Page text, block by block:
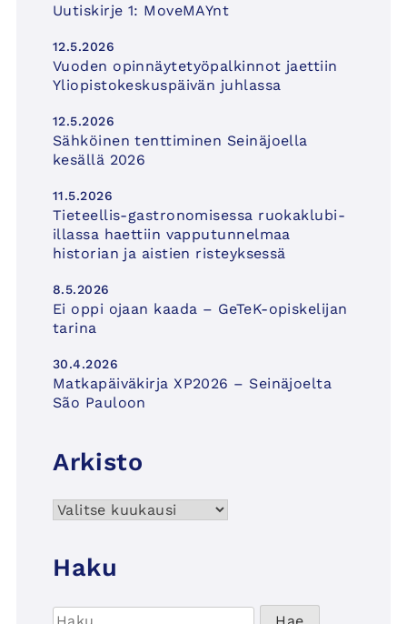
Uutiskirje 1: MoveMAYnt
12.5.2026
Vuoden opinnäytetyöpalkinnot jaettiin
Yliopistokeskuspäivän juhlassa
12.5.2026
Sähköinen tenttiminen Seinäjoella
kesällä 2026
11.5.2026
Tieteellis-gastronomisessa ruokaklubi-
illassa haettiin vapputunnelmaa
historian ja aistien risteyksessä
8.5.2026
Ei oppi ojaan kaada – GeTeK-opiskelijan
tarina
30.4.2026
Matkapäiväkirja XP2026 – Seinäjoelta
São Pauloon
Arkisto
Arkisto
Haku
Haku: